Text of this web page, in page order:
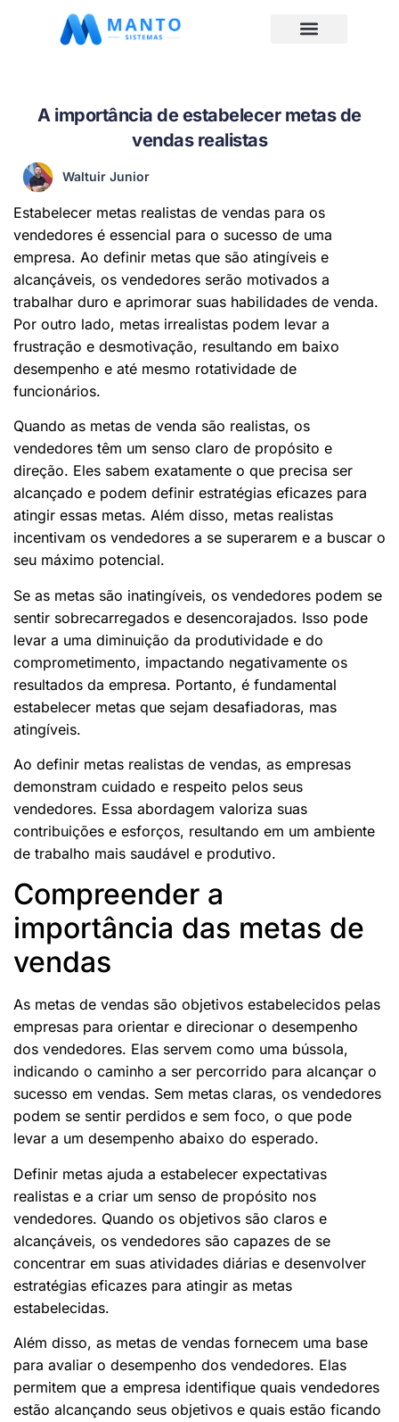
A importância de estabelecer metas de
vendas realistas
Waltuir Junior
Estabelecer metas realistas de vendas para os
vendedores é essencial para o sucesso de uma
empresa. Ao definir metas que são atingíveis e
alcançáveis, os vendedores serão motivados a
trabalhar duro e aprimorar suas habilidades de venda.
Por outro lado, metas irrealistas podem levar a
frustração e desmotivação, resultando em baixo
desempenho e até mesmo rotatividade de
funcionários.
Quando as metas de venda são realistas, os
vendedores têm um senso claro de propósito e
direção. Eles sabem exatamente o que precisa ser
alcançado e podem definir estratégias eficazes para
atingir essas metas. Além disso, metas realistas
incentivam os vendedores a se superarem e a buscar o
seu máximo potencial.
Se as metas são inatingíveis, os vendedores podem se
sentir sobrecarregados e desencorajados. Isso pode
levar a uma diminuição da produtividade e do
comprometimento, impactando negativamente os
resultados da empresa. Portanto, é fundamental
estabelecer metas que sejam desafiadoras, mas
atingíveis.
Ao definir metas realistas de vendas, as empresas
demonstram cuidado e respeito pelos seus
vendedores. Essa abordagem valoriza suas
contribuições e esforços, resultando em um ambiente
de trabalho mais saudável e produtivo.
Compreender a
importância das metas de
vendas
As metas de vendas são objetivos estabelecidos pelas
empresas para orientar e direcionar o desempenho
dos vendedores. Elas servem como uma bússola,
indicando o caminho a ser percorrido para alcançar o
sucesso em vendas. Sem metas claras, os vendedores
podem se sentir perdidos e sem foco, o que pode
levar a um desempenho abaixo do esperado.
Definir metas ajuda a estabelecer expectativas
realistas e a criar um senso de propósito nos
vendedores. Quando os objetivos são claros e
alcançáveis, os vendedores são capazes de se
concentrar em suas atividades diárias e desenvolver
estratégias eficazes para atingir as metas
estabelecidas.
Além disso, as metas de vendas fornecem uma base
para avaliar o desempenho dos vendedores. Elas
permitem que a empresa identifique quais vendedores
estão alcançando seus objetivos e quais estão ficando